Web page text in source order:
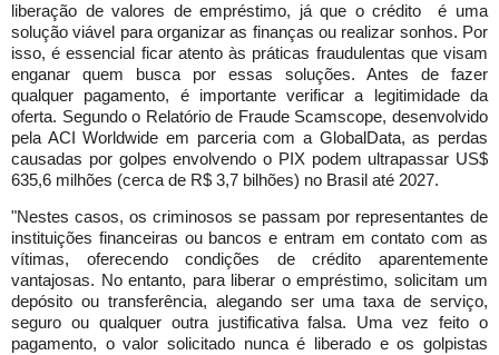
liberação de valores de empréstimo, já que o crédito é uma
solução viável para organizar as finanças ou realizar sonhos. Por
isso, é essencial ficar atento às práticas fraudulentas que visam
enganar quem busca por essas soluções. Antes de fazer
qualquer pagamento, é importante verificar a legitimidade da
oferta. Segundo o Relatório de Fraude Scamscope, desenvolvido
pela ACI Worldwide em parceria com a GlobalData, as perdas
causadas por golpes envolvendo o PIX podem ultrapassar US$
635,6 milhões (cerca de R$ 3,7 bilhões) no Brasil até 2027.
"Nestes casos, os criminosos se passam por representantes de
instituições financeiras ou bancos e entram em contato com as
vítimas, oferecendo condições de crédito aparentemente
vantajosas. No entanto, para liberar o empréstimo, solicitam um
depósito ou transferência, alegando ser uma taxa de serviço,
seguro ou qualquer outra justificativa falsa. Uma vez feito o
pagamento, o valor solicitado nunca é liberado e os golpistas